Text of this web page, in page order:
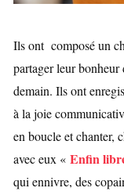
Ils ont composé un
partager leur
demain. Ils ont
à la joie
en boucle et chanter,
avec eux « Enfin
qui ennivre, des